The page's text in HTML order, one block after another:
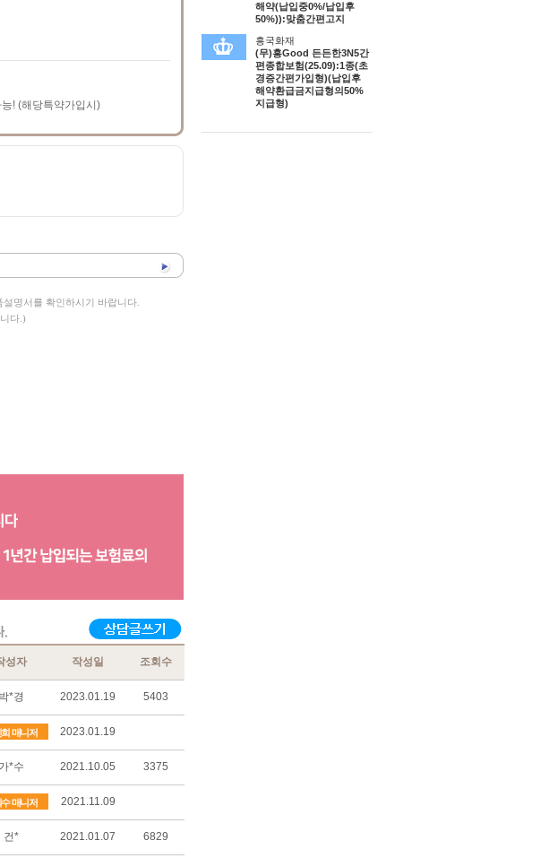
! (해당특약가입시)
명서를 확인하시기 바랍니다.
다.)
해약(납입중0%/납입후
50%)):맞춤간편고지
흥국화재
(무)흥Good 든든한3N5간
편종합보험(25.09):1종(초
경증간편가입형)(납입후
해약환급금지급형의50%
지급형)